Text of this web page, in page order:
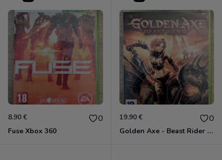
8.90 € 0
Fuse Xbox 360
19.90 € 0
Golden Axe - Beast Rider Xbox 360